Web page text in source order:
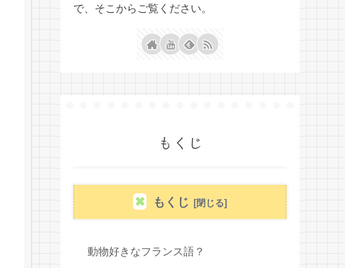
で、そこからご覧ください。
もくじ
もくじ
動物好きなフランス語？